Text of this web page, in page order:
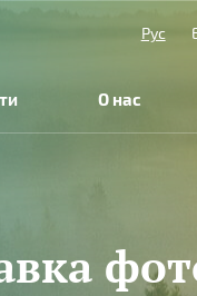
Рус
О нас